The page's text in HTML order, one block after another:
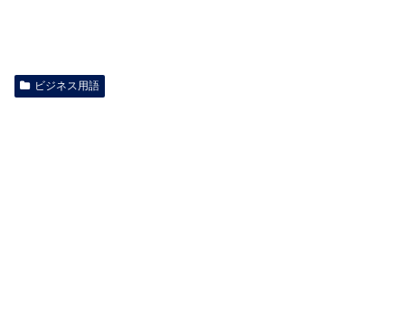
ビジネス用語